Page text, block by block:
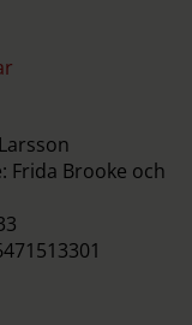
Frida Brooke och